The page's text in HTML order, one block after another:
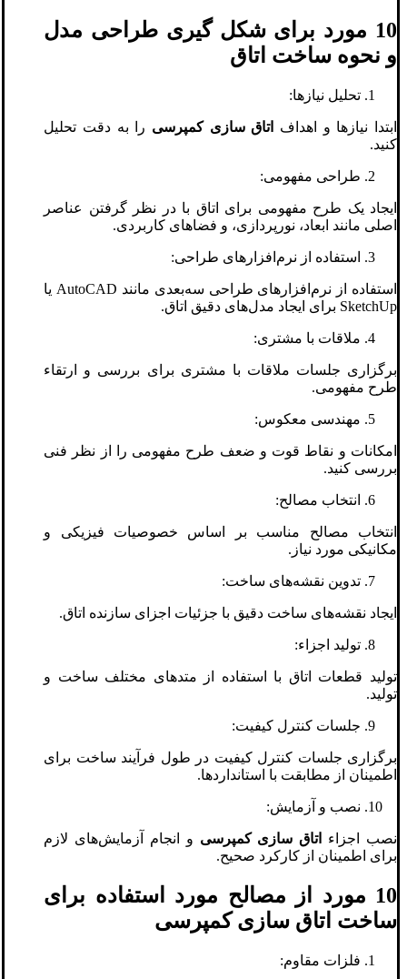
10 مورد برای شکل گیری طراحی مدل
و نحوه ساخت اتاق
تحلیل نیازها:
ابتدا نیازها و اهداف اتاق سازی کمپرسی را به دقت تحلیل
کنید.
طراحی مفهومی:
ایجاد یک طرح مفهومی برای اتاق با در نظر گرفتن عناصر
اصلی مانند ابعاد، نورپردازی، و فضاهای کاربردی.
استفاده از نرم‌افزارهای طراحی:
استفاده از نرم‌افزارهای طراحی سه‌بعدی مانند AutoCAD یا
SketchUp برای ایجاد مدل‌های دقیق اتاق.
ملاقات با مشتری:
برگزاری جلسات ملاقات با مشتری برای بررسی و ارتقاء
طرح مفهومی.
مهندسی معکوس:
امکانات و نقاط قوت و ضعف طرح مفهومی را از نظر فنی
بررسی کنید.
انتخاب مصالح:
انتخاب مصالح مناسب بر اساس خصوصیات فیزیکی و
مکانیکی مورد نیاز.
تدوین نقشه‌های ساخت:
ایجاد نقشه‌های ساخت دقیق با جزئیات اجزای سازنده اتاق.
تولید اجزاء:
تولید قطعات اتاق با استفاده از متدهای مختلف ساخت و
تولید.
جلسات کنترل کیفیت:
برگزاری جلسات کنترل کیفیت در طول فرآیند ساخت برای
اطمینان از مطابقت با استانداردها.
نصب و آزمایش:
نصب اجزاء اتاق سازی کمپرسی و انجام آزمایش‌های لازم
برای اطمینان از کارکرد صحیح.
10 مورد از مصالح مورد استفاده برای
ساخت اتاق سازی کمپرسی
فلزات مقاوم: